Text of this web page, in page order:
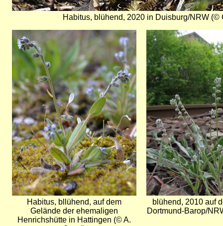
Habitus, blühend, 2020 in Duisburg/NRW (©
Bild
Habitus, bllühend, auf dem
Gelände der ehemaligen
Henrichshütte in Hattingen (© A.
Bild
blühend, 2010 auf
Dortmund-Barop/